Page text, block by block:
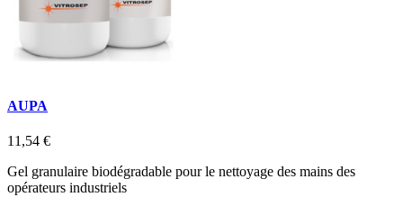
AUPA
11,54 €
Gel granulaire biodégradable pour le nettoyage des mains des
opérateurs industriels